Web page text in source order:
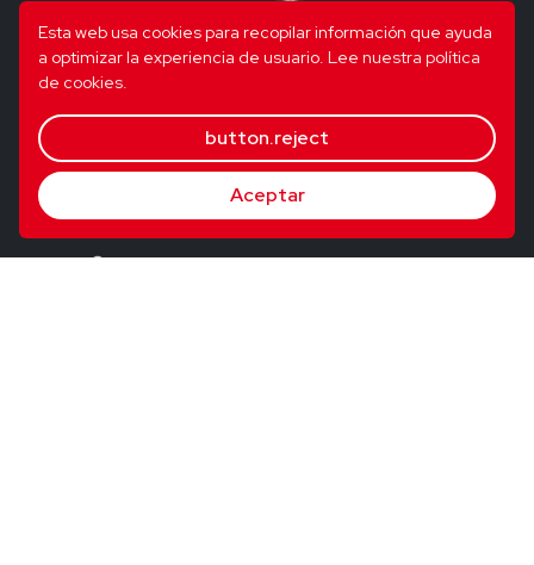
Esta web usa cookies para recopilar información que ayuda
a optimizar la experiencia de usuario. Lee nuestra política
de cookies.
button.reject
Aceptar